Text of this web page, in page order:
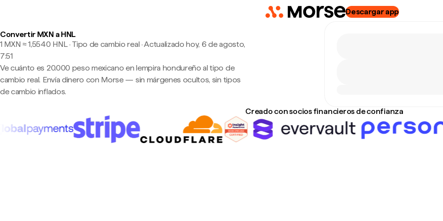
Descargar app
Convertir MXN a HNL
1 MXN ≈ 1,5540 HNL · Tipo de cambio real ·Actualizado hoy, 6 de agosto,
7:51
Ve cuánto es 20.000 peso mexicano en lempira hondureño al tipo de
cambio real. Envía dinero con Morse — sin márgenes ocultos, sin tipos
de cambio inflados.
Creado con socios financieros de confianza